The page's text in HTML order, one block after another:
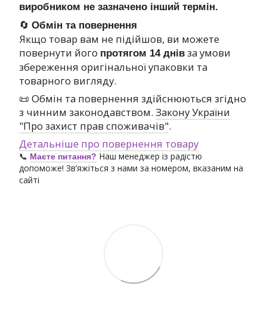
виробником не зазначено інший термін.
🔄 Обмін та повернення
Якщо товар вам не підійшов, ви можете
повернути його протягом 14 днів за умови
збереження оригінальної упаковки та
товарного вигляду.
📜 Обмін та повернення здійснюються згідно
з чинним законодавством. Закону України
"Про захист прав споживачів".
Детальніше про повернення товару
📞 Маєте питання? Наш менеджер із радістю
допоможе! Зв’яжіться з нами за номером, вказаним на
сайті